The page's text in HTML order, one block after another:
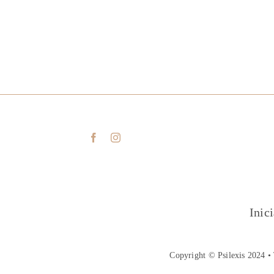
Copyright © Psilexis 2024 •